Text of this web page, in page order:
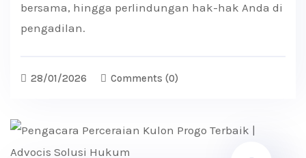
bersama, hingga perlindungan hak-hak Anda di
pengadilan.
28/01/2026 Comments (0)